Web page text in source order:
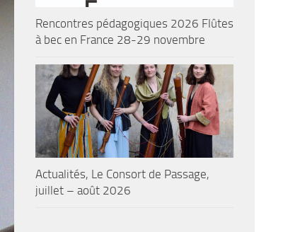
Rencontres pédagogiques 2026 Flûtes
à bec en France 28-29 novembre
Actualités, Le Consort de Passage,
juillet – août 2026